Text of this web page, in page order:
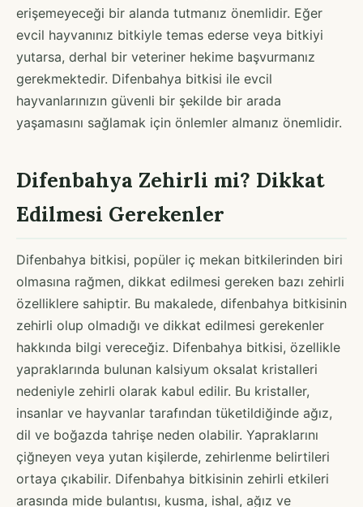
erişemeyeceği bir alanda tutmanız önemlidir. Eğer
evcil hayvanınız bitkiyle temas ederse veya bitkiyi
yutarsa, derhal bir veteriner hekime başvurmanız
gerekmektedir. Difenbahya bitkisi ile evcil
hayvanlarınızın güvenli bir şekilde bir arada
yaşamasını sağlamak için önlemler almanız önemlidir.
Difenbahya Zehirli mi? Dikkat
Edilmesi Gerekenler
Difenbahya bitkisi, popüler iç mekan bitkilerinden biri
olmasına rağmen, dikkat edilmesi gereken bazı zehirli
özelliklere sahiptir. Bu makalede, difenbahya bitkisinin
zehirli olup olmadığı ve dikkat edilmesi gerekenler
hakkında bilgi vereceğiz. Difenbahya bitkisi, özellikle
yapraklarında bulunan kalsiyum oksalat kristalleri
nedeniyle zehirli olarak kabul edilir. Bu kristaller,
insanlar ve hayvanlar tarafından tüketildiğinde ağız,
dil ve boğazda tahrişe neden olabilir. Yapraklarını
çiğneyen veya yutan kişilerde, zehirlenme belirtileri
ortaya çıkabilir. Difenbahya bitkisinin zehirli etkileri
arasında mide bulantısı, kusma, ishal, ağız ve